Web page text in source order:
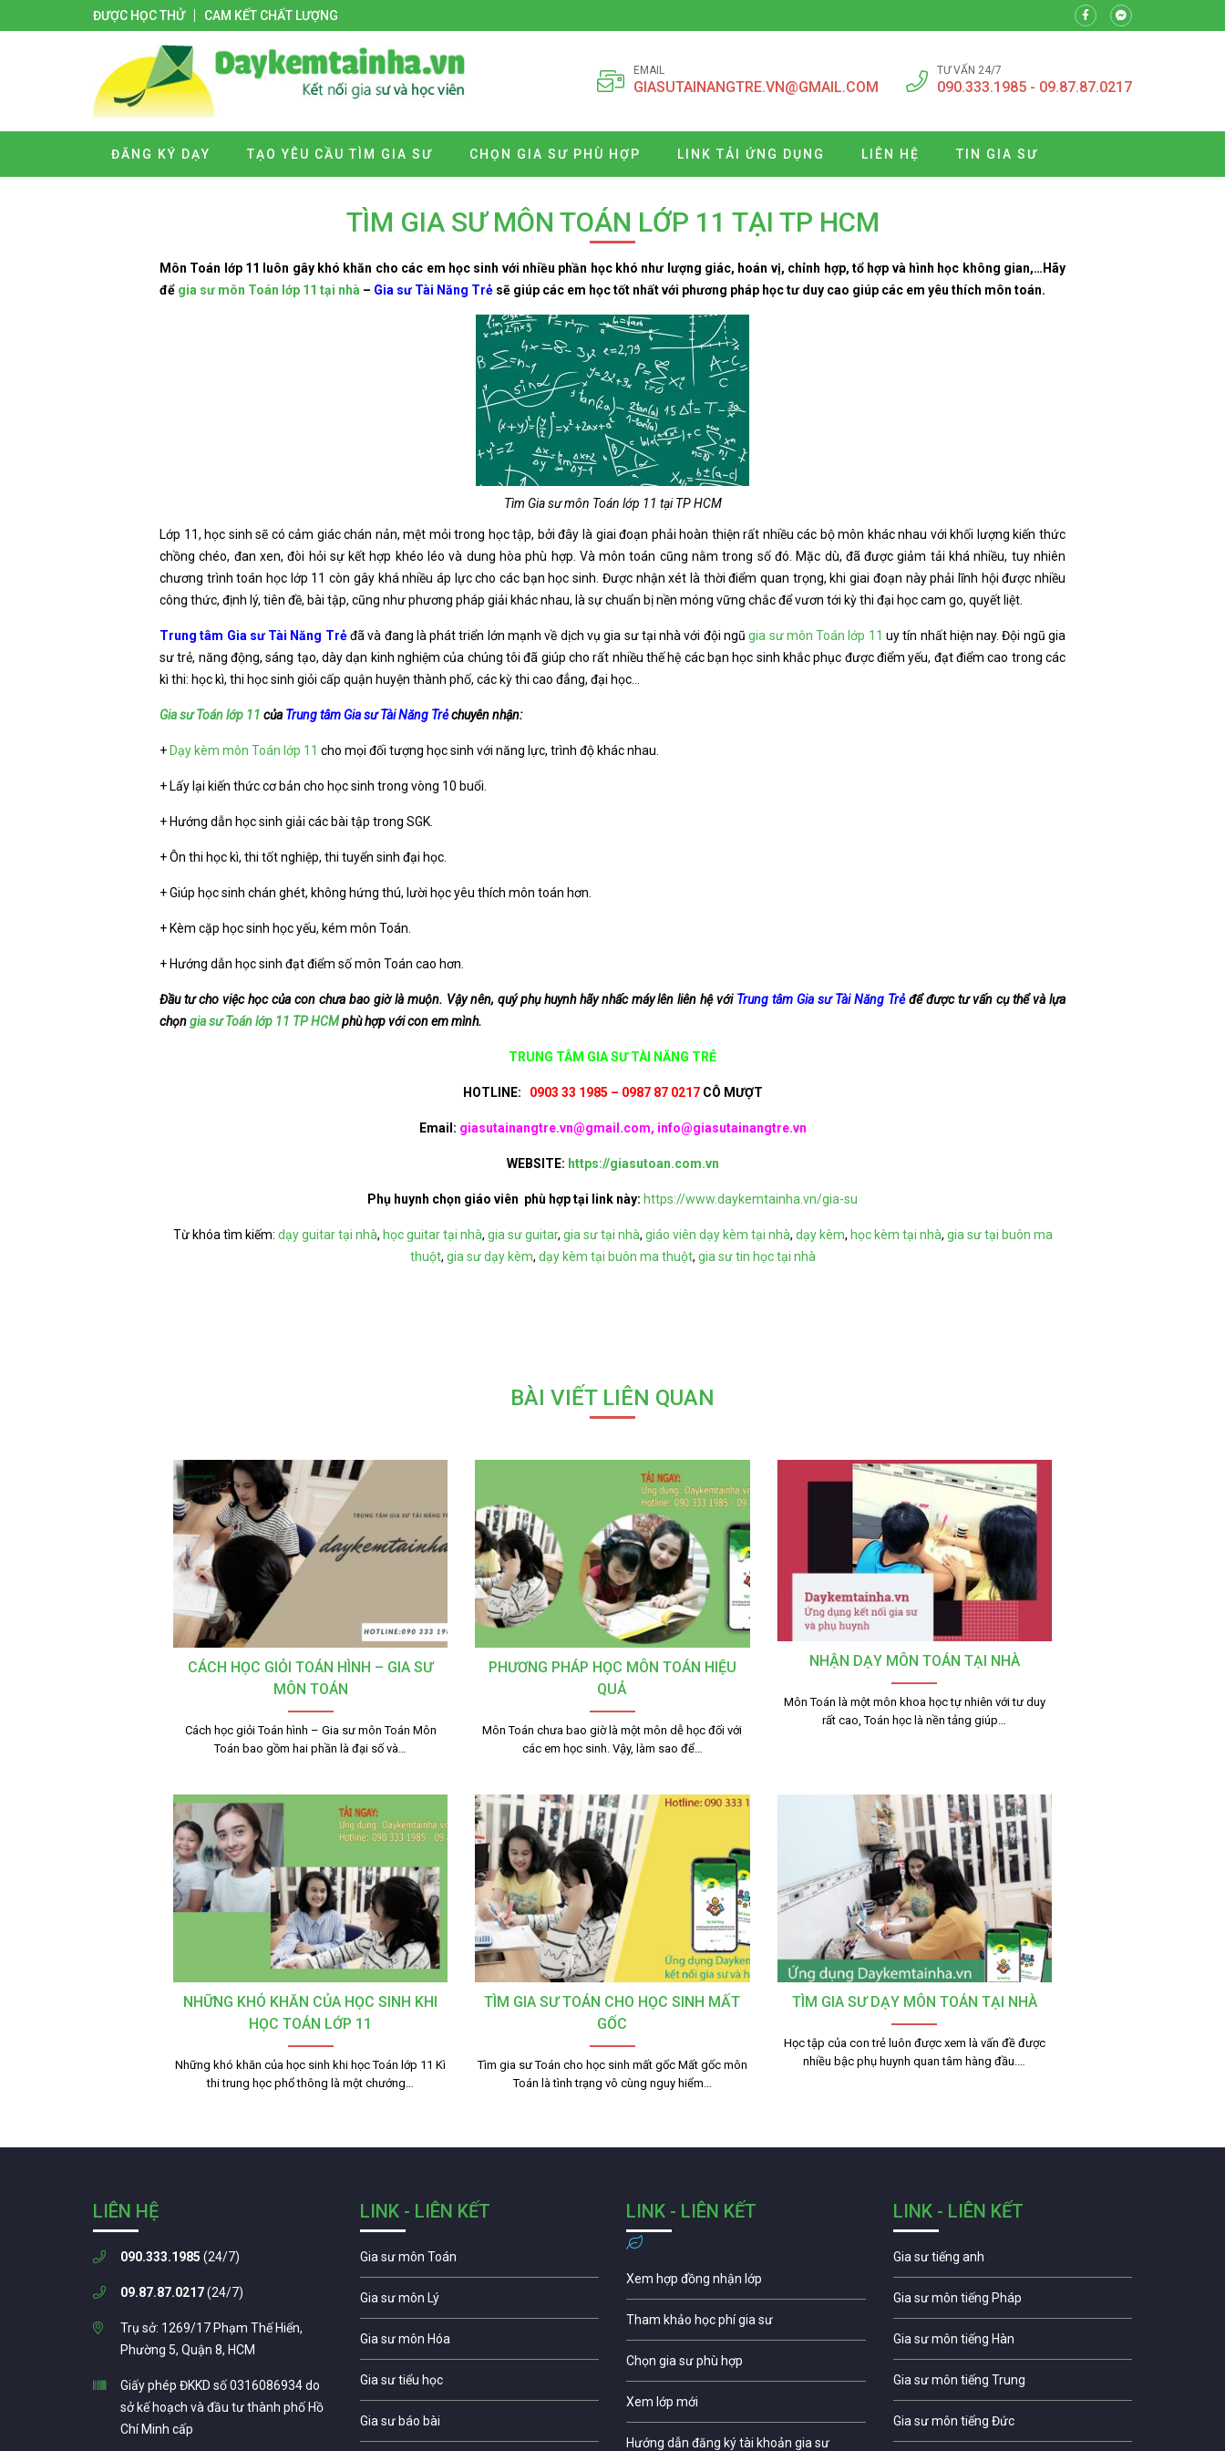
ĐƯỢC HỌC THỬ CAM KẾT CHẤT LƯỢNG
EMAIL
GIASUTAINANGTRE.VN@GMAIL.COM
TƯ VẤN 24/7
090.333.1985 - 09.87.87.0217
ĐĂNG KÝ DẠY TẠO YÊU CẦU TÌM GIA SƯ CHỌN GIA SƯ PHÙ HỢP LINK TẢI ỨNG DỤNG LIÊN HỆ TIN GIA SƯ
TÌM GIA SƯ MÔN TOÁN LỚP 11 TẠI TP HCM
Môn Toán lớp 11 luôn gây khó khăn cho các em học sinh với nhiều phần học khó như lượng giác, hoán vị, chỉnh hợp, tổ hợp và hình học không gian,…Hãy
để gia sư môn Toán lớp 11 tại nhà – Gia sư Tài Năng Trẻ sẽ giúp các em học tốt nhất với phương pháp học tư duy cao giúp các em yêu thích môn toán.
Tìm Gia sư môn Toán lớp 11 tại TP HCM
Lớp 11, học sinh sẽ có cảm giác chán nản, mệt mỏi trong học tập, bởi đây là giai đoạn phải hoàn thiện rất nhiều các bộ môn khác nhau với khối lượng kiến thức
chồng chéo, đan xen, đòi hỏi sự kết hợp khéo léo và dung hòa phù hợp. Và môn toán cũng nằm trong số đó. Mặc dù, đã được giảm tải khá nhiều, tuy nhiên
chương trình toán học lớp 11 còn gây khá nhiều áp lực cho các bạn học sinh. Được nhận xét là thời điểm quan trọng, khi giai đoạn này phải lĩnh hội được nhiều
công thức, định lý, tiên đề, bài tập, cũng như phương pháp giải khác nhau, là sự chuẩn bị nền móng vững chắc để vươn tới kỳ thi đại học cam go, quyết liệt.
Trung tâm Gia sư Tài Năng Trẻđã và đang là phát triển lớn mạnh về dịch vụ gia sư tại nhà với đội ngũgia sư môn Toán lớp 11 uy tín nhất hiện nay. Đội ngũ gia
sư trẻ, năng động, sáng tạo, dày dạn kinh nghiệm của chúng tôi đã giúp cho rất nhiều thế hệ các bạn học sinh khắc phục được điểm yếu, đạt điểm cao trong các
kì thi: học kì, thi học sinh giỏi cấp quận huyện thành phố, các kỳ thi cao đẳng, đại học…
Gia sư Toán lớp 11 của Trung tâm Gia sư Tài Năng Trẻchuyên nhận:
+ Dạy kèm môn Toán lớp 11 cho mọi đối tượng học sinh với năng lực, trình độ khác nhau.
+ Lấy lại kiến thức cơ bản cho học sinh trong vòng 10 buổi.
+ Hướng dẫn học sinh giải các bài tập trong SGK.
+ Ôn thi học kì, thi tốt nghiệp, thi tuyển sinh đại học.
+ Giúp học sinh chán ghét, không hứng thú, lười học yêu thích môn toán hơn.
+ Kèm cặp học sinh học yếu, kém môn Toán.
+ Hướng dẫn học sinh đạt điểm số môn Toán cao hơn.
Đầu tư cho việc học của con chưa bao giờ là muộn. Vậy nên, quý phụ huynh hãy nhấc máy lên liên hệ với Trung tâm Gia sư Tài Năng Trẻđể được tư vấn cụ thể và lựa
chọngia sư Toán lớp 11 TP HCMphù hợp với con em mình.
TRUNG TÂM GIA SƯ TÀI NĂNG TRẺ
HOTLINE: 0903 33 1985 – 0987 87 0217 CÔ MƯỢT
Email: giasutainangtre.vn@gmail.com, info@giasutainangtre.vn
WEBSITE: https://giasutoan.com.vn
Phụ huynh chọn giáo viên phù hợp tại link này: https://www.daykemtainha.vn/gia-su
Từ khóa tìm kiếm: dạy guitar tại nhà, học guitar tại nhà, gia sư guitar, gia sư tại nhà, giáo viên dạy kèm tại nhà, dạy kèm, học kèm tại nhà, gia sư tại buôn ma
thuột, gia sư dạy kèm, dạy kèm tại buôn ma thuột, gia sư tin học tại nhà
BÀI VIẾT LIÊN QUAN
CÁCH HỌC GIỎI TOÁN HÌNH – GIA SƯ
MÔN TOÁN
Cách học giỏi Toán hình – Gia sư môn Toán Môn
Toán bao gồm hai phần là đại số và…
PHƯƠNG PHÁP HỌC MÔN TOÁN HIỆU
QUẢ
Môn Toán chưa bao giờ là một môn dễ học đối với
các em học sinh. Vậy, làm sao để…
NHẬN DẠY MÔN TOÁN TẠI NHÀ
Môn Toán là một môn khoa học tự nhiên với tư duy
rất cao, Toán học là nền tảng giúp…
NHỮNG KHÓ KHĂN CỦA HỌC SINH KHI
HỌC TOÁN LỚP 11
Những khó khăn của học sinh khi học Toán lớp 11 Kì
thi trung học phổ thông là một chướng…
TÌM GIA SƯ TOÁN CHO HỌC SINH MẤT
GỐC
Tìm gia sư Toán cho học sinh mất gốc Mất gốc môn
Toán là tình trạng vô cùng nguy hiểm…
TÌM GIA SƯ DẠY MÔN TOÁN TẠI NHÀ
Học tập của con trẻ luôn được xem là vấn đề được
nhiều bậc phụ huynh quan tâm hàng đầu.…
LIÊN HỆ
090.333.1985 (24/7)
09.87.87.0217(24/7)
Trụ sở: 1269/17 Phạm Thế Hiển,
Phường 5, Quận 8, HCM
Giấy phép ĐKKD số 0316086934 do
sở kế hoạch và đầu tư thành phố Hồ
Chí Minh cấp
LINK - LIÊN KẾT
Gia sư môn Toán
Gia sư môn Lý
Gia sư môn Hóa
Gia sư tiểu học
Gia sư báo bài
LINK - LIÊN KẾT
Xem hợp đồng nhận lớp
Tham khảo học phí gia sư
Chọn gia sư phù hợp
Xem lớp mới
Hướng dẫn đăng ký tài khoản gia sư
LINK - LIÊN KẾT
Gia sư tiếng anh
Gia sư môn tiếng Pháp
Gia sư môn tiếng Hàn
Gia sư môn tiếng Trung
Gia sư môn tiếng Đức